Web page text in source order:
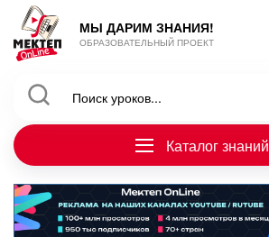
МЫ ДАРИМ ЗНАНИЯ!
ОБРАЗОВАТЕЛЬНЫЙ ПРОЕКТ
Каталог знаний